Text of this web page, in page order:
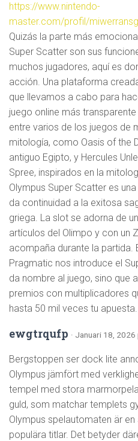
https://www.nintendo-
master.com/profil/
Quizás la parte más
Super Scatter son sus
muchos jugadores, aquí es
acción. Una plataforma
que llevamos a cabo para
juego online más
entre varios de los juegos de
mitología, como Oasis of the
antiguo Egipto, y Hercules
Spree, inspirados en la
Olympus Super Scatter es
da continuidad a la exitosa
griega. La slot se adorna de
artículos del Olimpo y con un
acompaña durante la partida.
Pragmatic nos introduce el
da nombre al juego, sino que
premios con multiplicadores
hasta 50 mil veces tu apuesta.
ewgtrqufp · Januari 18,
Bergstoppen ser dock lite
Olympus jämfört med
tempel med stora
guld, som matchar templets
Olympus spelautomaten är
populära titlar. Det betyder